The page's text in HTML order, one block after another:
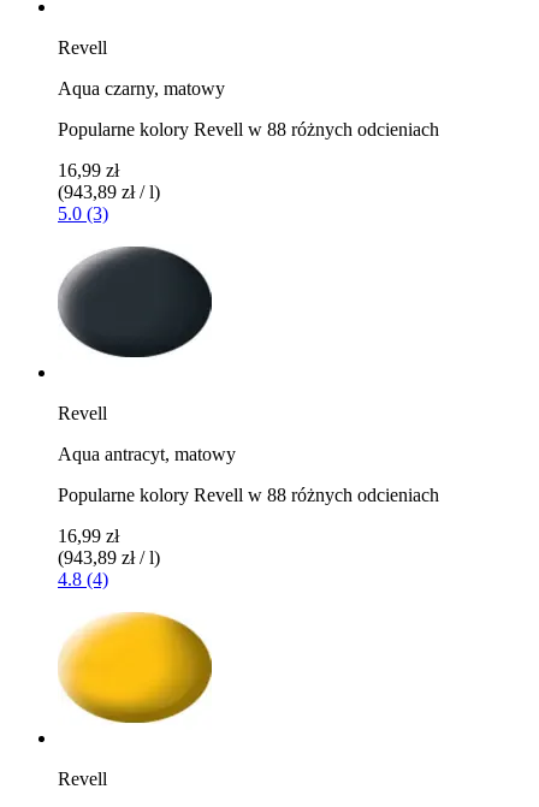
Revell
Aqua czarny, matowy
Popularne kolory Revell w 88 różnych odcieniach
16,99 zł
(943,89 zł / l)
5.0 (3)
Revell
Aqua antracyt, matowy
Popularne kolory Revell w 88 różnych odcieniach
16,99 zł
(943,89 zł / l)
4.8 (4)
Revell